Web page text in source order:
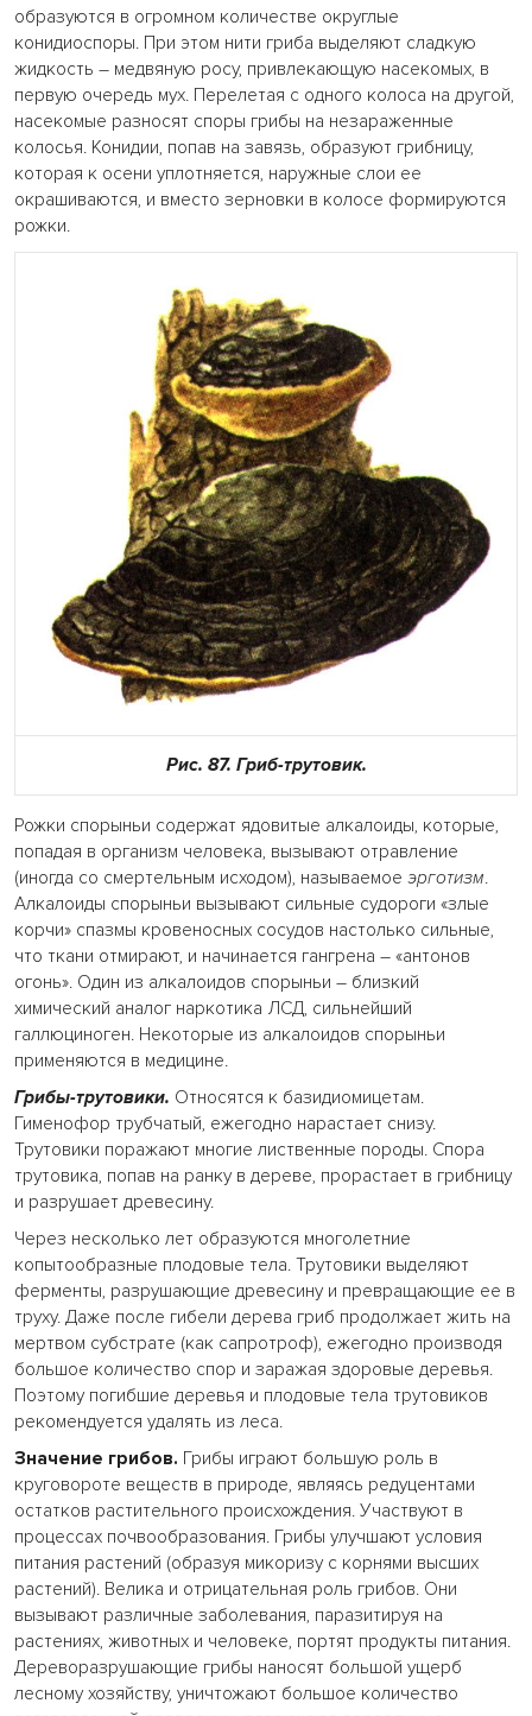
образуются в огромном количестве округлые
конидиоспоры. При этом нити гриба выделяют сладкую
жидкость – медвяную росу, привлекающую насекомых, в
первую очередь мух. Перелетая с одного колоса на другой,
насекомые разносят споры грибы на незараженные
колосья. Конидии, попав на завязь, образуют грибницу,
которая к осени уплотняется, наружные слои ее
окрашиваются, и вместо зерновки в колосе формируются
рожки.
Рис. 87. Гриб-трутовик.
Рожки спорыньи содержат ядовитые алкалоиды, которые,
попадая в организм человека, вызывают отравление
(иногда со смертельным исходом), называемое эрготизм.
Алкалоиды спорыньи вызывают сильные судороги «злые
корчи» спазмы кровеносных сосудов настолько сильные,
что ткани отмирают, и начинается гангрена – «антонов
огонь». Один из алкалоидов спорыньи – близкий
химический аналог наркотика ЛСД, сильнейший
галлюциноген. Некоторые из алкалоидов спорыньи
применяются в медицине.
Грибы-трутовики. Относятся к базидиомицетам.
Гименофор трубчатый, ежегодно нарастает снизу.
Трутовики поражают многие лиственные породы. Спора
трутовика, попав на ранку в дереве, прорастает в грибницу
и разрушает древесину.
Через несколько лет образуются многолетние
копытообразные плодовые тела. Трутовики выделяют
ферменты, разрушающие древесину и превращающие ее в
труху. Даже после гибели дерева гриб продолжает жить на
мертвом субстрате (как сапротроф), ежегодно производя
большое количество спор и заражая здоровые деревья.
Поэтому погибшие деревья и плодовые тела трутовиков
рекомендуется удалять из леса.
Значение грибов. Грибы играют большую роль в
круговороте веществ в природе, являясь редуцентами
остатков растительного происхождения. Участвуют в
процессах почвообразования. Грибы улучшают условия
питания растений (образуя микоризу с корнями высших
растений). Велика и отрицательная роль грибов. Они
вызывают различные заболевания, паразитируя на
растениях, животных и человеке, портят продукты питания.
Дереворазрушающие грибы наносят большой ущерб
лесному хозяйству, уничтожают большое количество